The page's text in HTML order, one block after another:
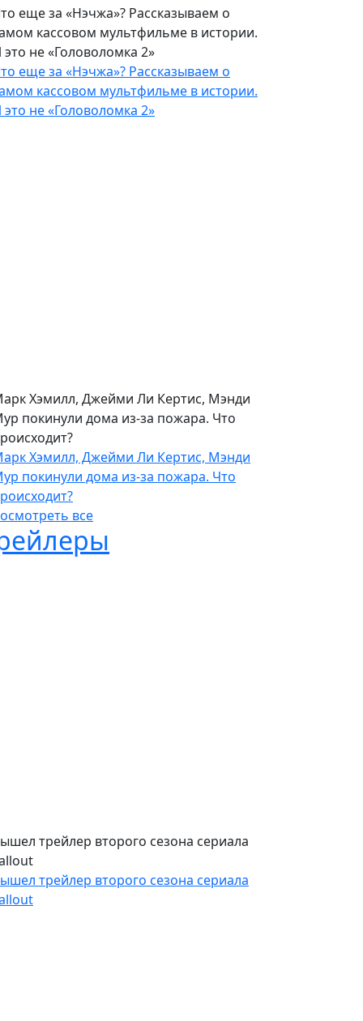
еще за «Нэчжа»? Рассказываем о
кассовом мультфильме в истории.
это не «Головоломка 2»
еще за «Нэчжа»? Рассказываем о
кассовом мультфильме в истории.
это не «Головоломка 2»
Хэмилл, Джейми Ли Кертис, Мэнди
покинули дома из-за пожара. Что
Хэмилл, Джейми Ли Кертис, Мэнди
покинули дома из-за пожара. Что
все
трейлер второго сезона сериала
трейлер второго сезона сериала